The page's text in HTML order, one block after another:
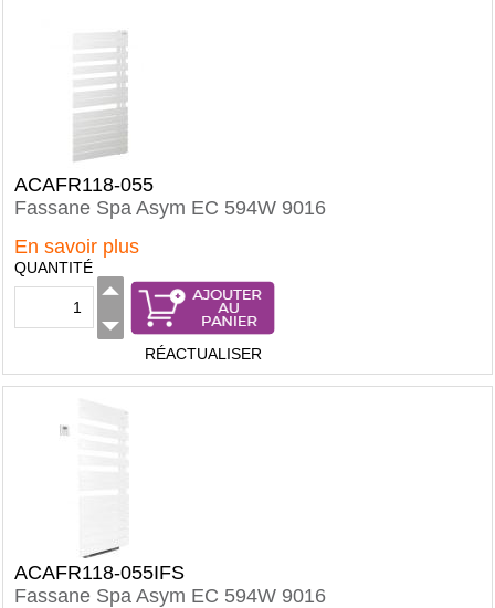
ACAFR118-055
Fassane Spa Asym EC 594W 9016
En savoir plus
QUANTITÉ
RÉACTUALISER
ACAFR118-055IFS
Fassane Spa Asym EC 594W 9016